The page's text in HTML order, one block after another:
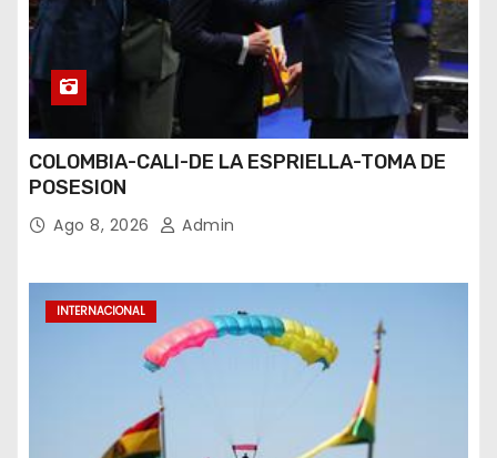
COLOMBIA-CALI-DE LA ESPRIELLA-TOMA DE
POSESION
Ago 8, 2026 Admin
INTERNACIONAL